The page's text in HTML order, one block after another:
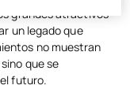
grandes atractivos
un legado que
no muestran
que se
futuro.